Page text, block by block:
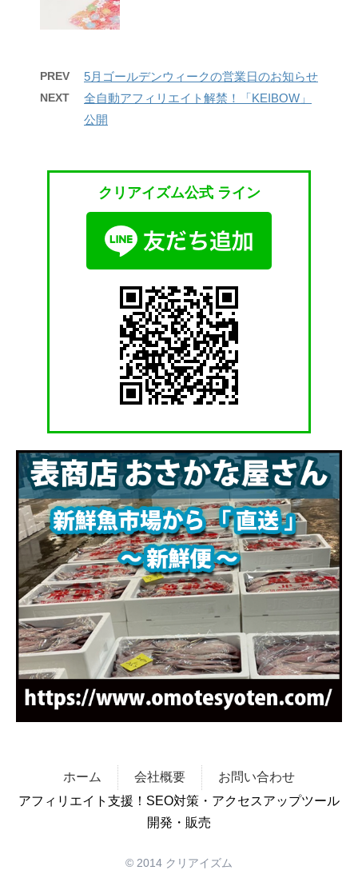
PREV 5月ゴールデンウィークの営業日のお知らせ
NEXT
全自動アフィリエイト解禁！「KEIBOW」
公開
クリアイズム公式 ライン
ホーム 会社概要
お問い合わせ
アフィリエイト支援！SEO対策・アクセスアップツール
開発・販売
© 2014 クリアイズム